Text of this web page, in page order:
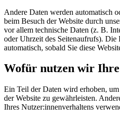
Andere Daten werden automatisch
beim Besuch der Website durch
vor allem technische Daten (z. B.
oder Uhrzeit des Seitenaufrufs). Die
automatisch, sobald Sie diese
Wofür nutzen wir Ihre
Ein Teil der Daten wird erhoben,
der Website zu gewährleisten.
Ihres Nutzer:innenverhaltens